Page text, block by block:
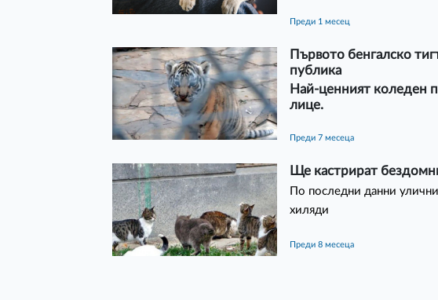
преди 1 месец
Първото бенгалско
публика
Най-ценният коледен
лице.
преди 7 месеца
Ще кастрират
По последни данни
хиляди
преди 8 месеца